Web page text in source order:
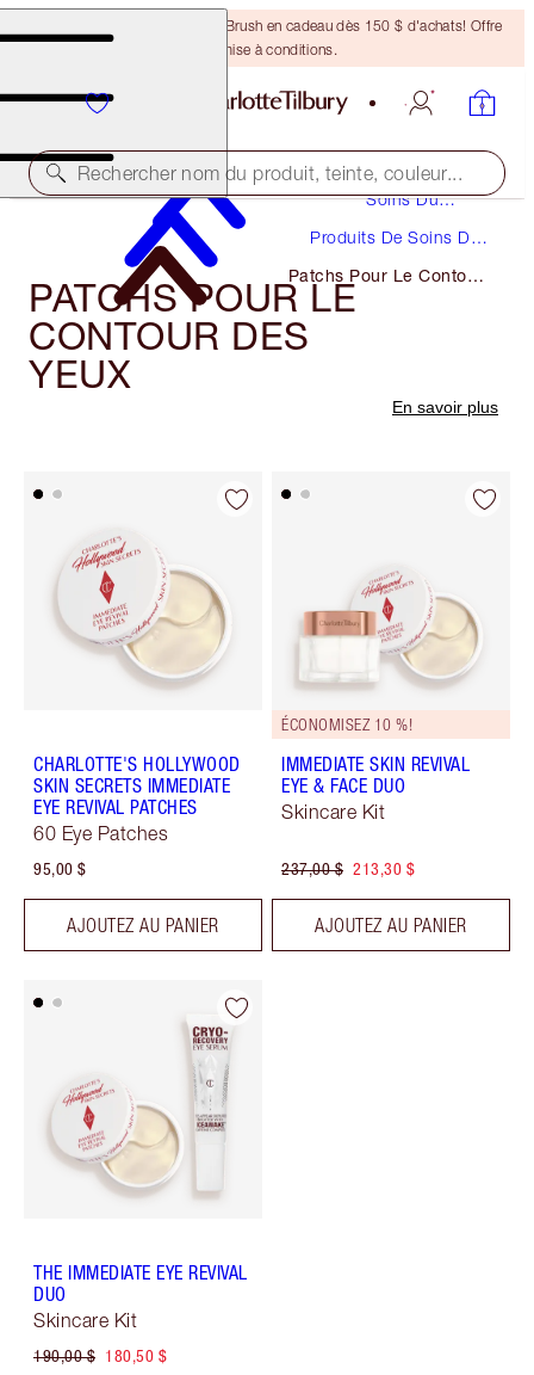
Recevez un pinceau Bronzing Brush en cadeau dès 150 $ d'achats! Offre
soumise à conditions.
Rechercher nom du produit, teinte, couleur...
Soins Du
Produits De Soins Du
Patchs Pour Le Contour
Des Yeux
PATCHS POUR LE
CONTOUR DES
YEUX
En savoir plus
CHARLOTTE'S HOLLYWOOD
SKIN SECRETS IMMEDIATE
EYE REVIVAL PATCHES
60 Eye Patches
95,00 $
AJOUTEZ AU PANIER
ÉCONOMISEZ 10 %!
IMMEDIATE SKIN REVIVAL
EYE & FACE DUO
Skincare Kit
237,00 $ 213,30 $
AJOUTEZ AU PANIER
THE IMMEDIATE EYE REVIVAL
DUO
Skincare Kit
190,00 $ 180,50 $